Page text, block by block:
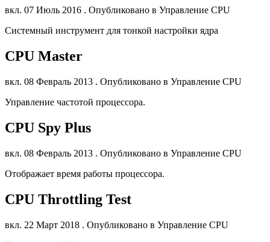
вкл. 07 Июль 2016 . Опубликовано в Управление CPU
Системный инструмент для тонкой настройки ядра
CPU Master
вкл. 08 Февраль 2013 . Опубликовано в Управление CPU
Управление частотой процессора.
CPU Spy Plus
вкл. 08 Февраль 2013 . Опубликовано в Управление CPU
Отображает время работы процессора.
CPU Throttling Test
вкл. 22 Март 2018 . Опубликовано в Управление CPU